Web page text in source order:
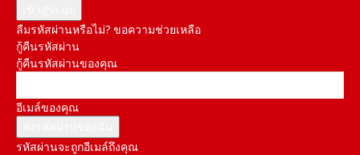
ลืมรหัสผ่านหรือไม่? ขอความช่วยเหลือ
กู้คืนรหัสผ่าน
กู้คืนรหัสผ่านของคุณ
อีเมล์ของคุณ
รหัสผ่านจะถูกอีเมล์ถึงคุณ